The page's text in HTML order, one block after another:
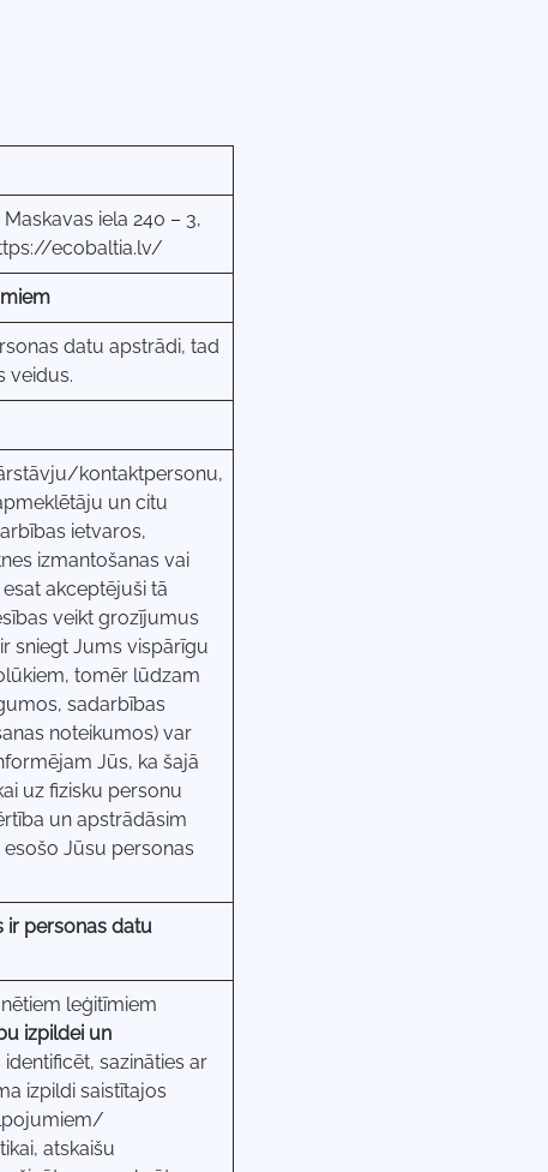
iela 240 – 3,
ecobaltia.lv/
datu apstrādi, tad
veidus.
kontaktpersonu,
un citu
ietvaros,
izmantošanas vai
akceptējuši tā
veikt grozījumus
sniegt Jums vispārīgu
tomēr lūdzam
sadarbības
noteikumos) var
Jūs, ka šajā
uz fizisku personu
un apstrādāsim
Jūsu personas
ir personas datu
leģitīmiem
izpildei un
sazināties ar
izpildi saistītajos
atskaišu